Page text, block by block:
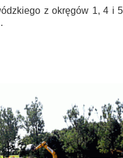
z okręgów 1, 4 i 5